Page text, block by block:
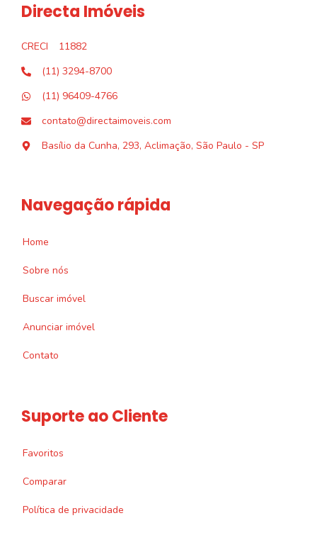
Directa Imóveis
CRECI
11882
(11) 3294-8700
(11) 96409-4766
contato@directaimoveis.com
Basílio da Cunha, 293, Aclimação, São Paulo - SP
Navegação rápida
Home
Sobre nós
Buscar imóvel
Anunciar imóvel
Contato
Suporte ao Cliente
Favoritos
Comparar
Política de privacidade